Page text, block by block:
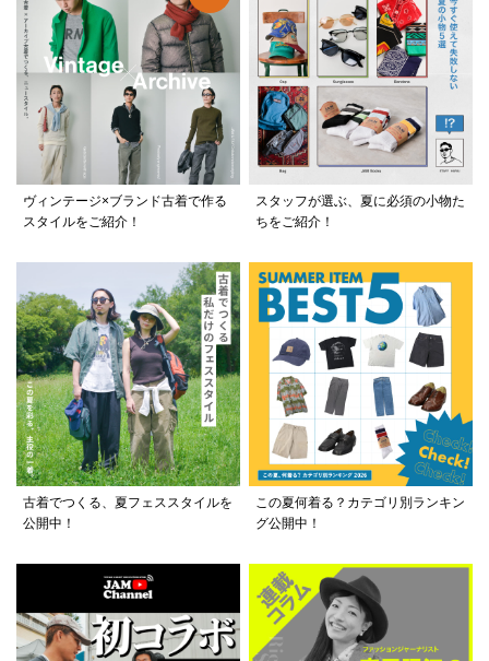
ヴィンテージ×ブランド古着で作る
スタイルをご紹介！
スタッフが選ぶ、夏に必須の小物た
ちをご紹介！
古着でつくる、夏フェススタイルを
公開中！
この夏何着る？カテゴリ別ランキン
グ公開中！